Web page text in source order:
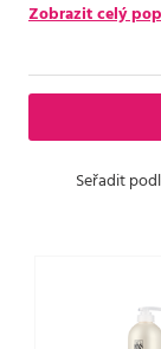
Zobrazit celý
Seřadit